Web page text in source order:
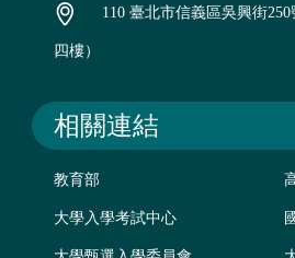
110 臺北市信義區吳興街
四樓）
相關連結
教育部
大學入學考試中心